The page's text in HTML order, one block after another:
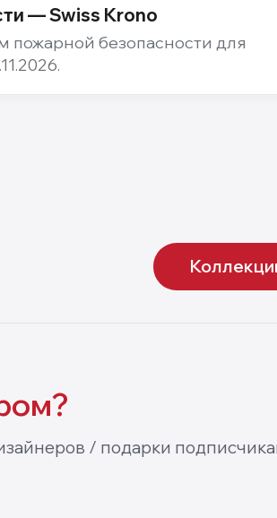
— Swiss Krono
пожарной безопасности для
/ подарки